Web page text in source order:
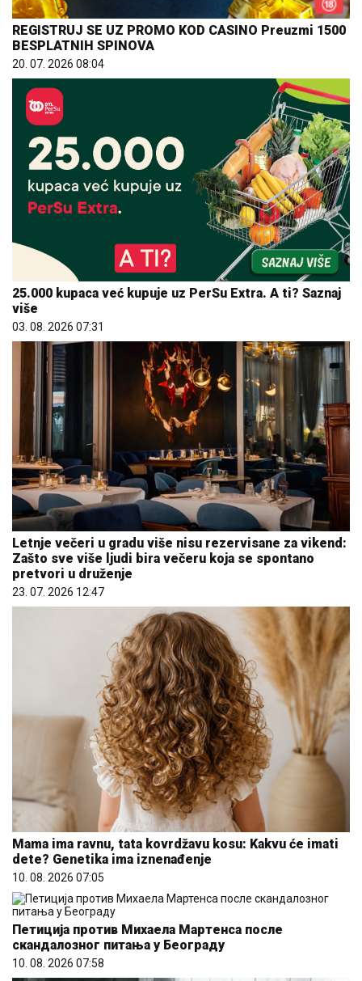
REGISTRUJ SE UZ PROMO KOD CASINO Preuzmi 1500
BESPLATNIH SPINOVA
20. 07. 2026 08:04
25.000 kupaca već kupuje uz PerSu Extra. A ti? Saznaj
više
03. 08. 2026 07:31
Letnje večeri u gradu više nisu rezervisane za vikend:
Zašto sve više ljudi bira večeru koja se spontano
pretvori u druženje
23. 07. 2026 12:47
Mama ima ravnu, tata kovrdžavu kosu: Kakvu će imati
dete? Genetika ima iznenađenje
10. 08. 2026 07:05
Петиција против Михаела Мартенса после
скандалозног питања у Београду
10. 08. 2026 07:58